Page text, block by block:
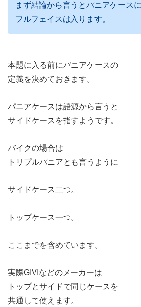
まず結論から言うとパニアケースに
フルフェイスは入ります。
本題に入る前にパニアケースの
定義を決めておきます。
パニアケースは語源から言うと
サイドケースを指すようです。
バイクの場合は
トリプルパニアとも言うように
サイドケース二つ。
トップケース一つ。
ここまでを含めています。
実際GIVIなどのメーカーは
トップとサイドで同じケースを
共通して使えます。